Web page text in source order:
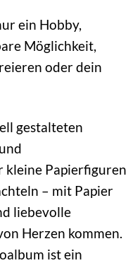
ein Hobby,
Möglichkeit,
oder dein
gestalteten
kleine Papierfiguren
– mit Papier
liebevolle
Herzen kommen.
ist ein